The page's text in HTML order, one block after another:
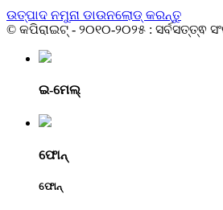
ଉତ୍ପାଦ ନମୁନା ଡାଉନଲୋଡ୍ କରନ୍ତୁ
© କପିରାଇଟ୍ - ୨୦୧୦-୨୦୨୫ : ସର୍ବସତ୍ତ୍ଵ
ଇ-ମେଲ୍
ଫୋନ୍
ଫୋନ୍